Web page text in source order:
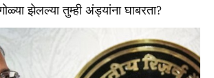
झेलल्या तुम्ही अंड्यांना घाबरता?